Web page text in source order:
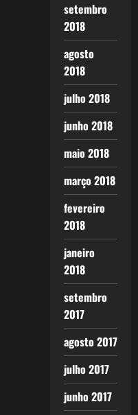
setembro
2018
agosto
2018
julho 2018
junho 2018
maio 2018
março 2018
fevereiro
2018
janeiro
2018
setembro
2017
agosto 2017
julho 2017
junho 2017